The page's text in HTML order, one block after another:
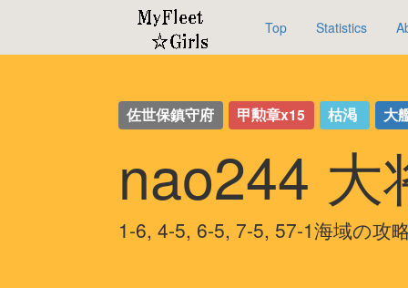
Top Statistics
佐世保鎮守府 甲勲章x15 枯渇 大
nao244
1-6, 4-5, 6-5, 7-5, 57-1海域の攻